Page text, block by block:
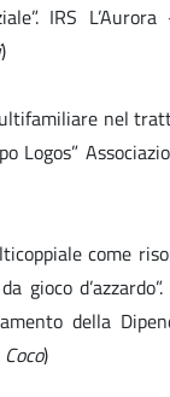
IRS
)
nel
Logos”
come
gioco
della
Coco)